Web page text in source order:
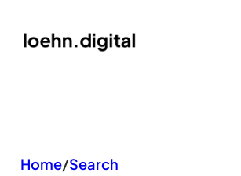
Inhalt
Home/Search